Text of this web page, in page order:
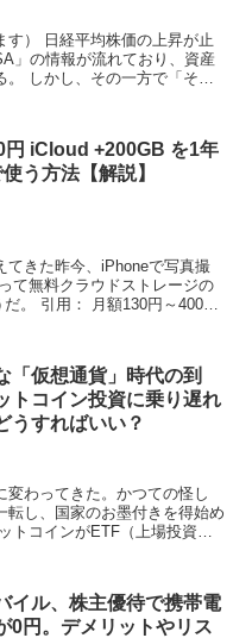
す） 日経平均株価の上昇が止
」の情報が流れており、資産
しかし、その一方で「そも
円 iCloud +200GB を1年
う方法【解説】
てきた昨今、iPhoneで写真撮
て無料クラウドストレージの
。 引用： 月額130円～400円
「仮想通貨」時代の到
トコイン投資に乗り遅れ
うすればいい？
わってきた。かつての怪し
転し、国家のお墨付きを得始め
トコインがETF（上場投資信
イル、株主優待で携帯電
0円。デメリットやリス